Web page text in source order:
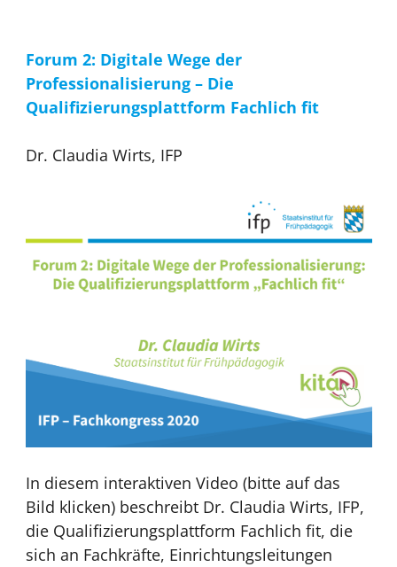
Forum 2: Digitale Wege der
Professionalisierung – Die
Qualifizierungsplattform Fachlich fit
Dr. Claudia Wirts, IFP
In diesem interaktiven Video (bitte auf das
Bild klicken) beschreibt Dr. Claudia Wirts, IFP,
die Qualifizierungsplattform Fachlich fit, die
sich an Fachkräfte, Einrichtungsleitungen